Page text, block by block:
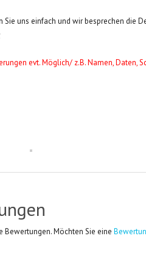
Sie uns einfach und wir besprechen die
evt. Möglich/ z.B. Namen, Daten,
Bewertungen. Möchten Sie eine